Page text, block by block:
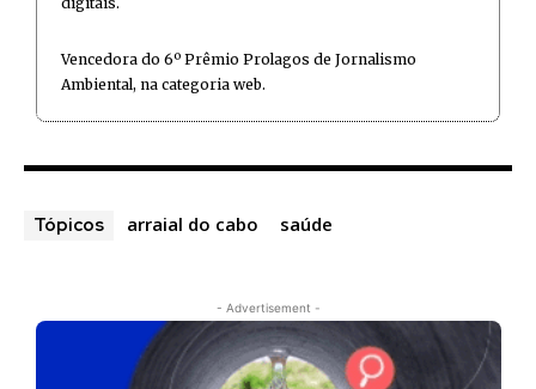
Vencedora do 6º Prêmio Prolagos de Jornalismo
Ambiental, na categoria web.
Tópicos arraial do cabo saúde
- Advertisement -